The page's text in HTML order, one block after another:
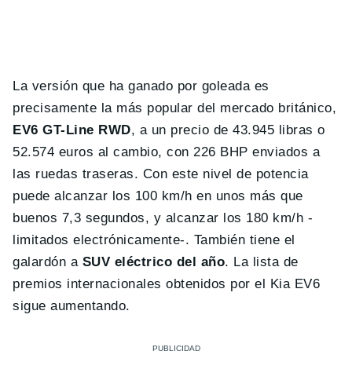
La versión que ha ganado por goleada es
precisamente la más popular del mercado británico,
EV6 GT-Line RWD, a un precio de 43.945 libras o
52.574 euros al cambio, con 226 BHP enviados a
las ruedas traseras. Con este nivel de potencia
puede alcanzar los 100 km/h en unos más que
buenos 7,3 segundos, y alcanzar los 180 km/h -
limitados electrónicamente-. También tiene el
galardón a SUV eléctrico del año. La lista de
premios internacionales obtenidos por el Kia EV6
sigue aumentando.